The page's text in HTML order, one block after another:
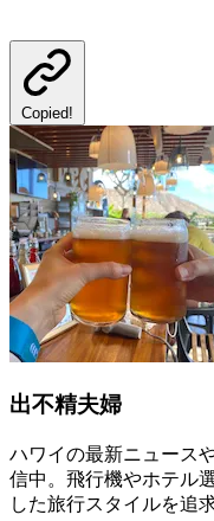
Copied!
出不精夫婦
ハワイの最新ニュース
信中。飛行機やホテル
した旅行スタイルを追